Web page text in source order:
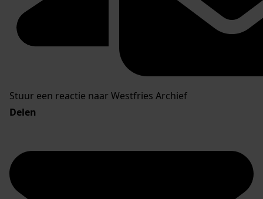
Stuur een reactie naar Westfries Archief
Delen